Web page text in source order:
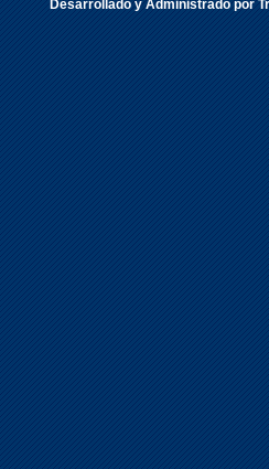
Desarrollado y Administrado por